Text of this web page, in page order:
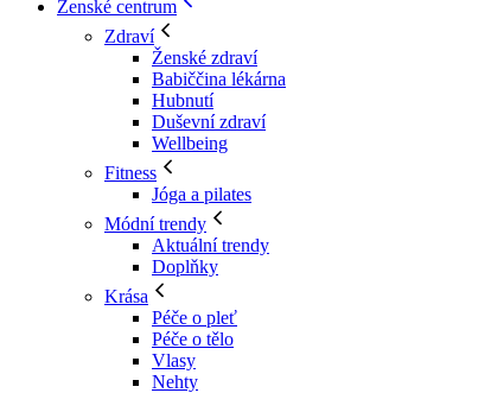
Ženské centrum
Zdraví
Ženské zdraví
Babiččina lékárna
Hubnutí
Duševní zdraví
Wellbeing
Fitness
Jóga a pilates
Módní trendy
Aktuální trendy
Doplňky
Krása
Péče o pleť
Péče o tělo
Vlasy
Nehty